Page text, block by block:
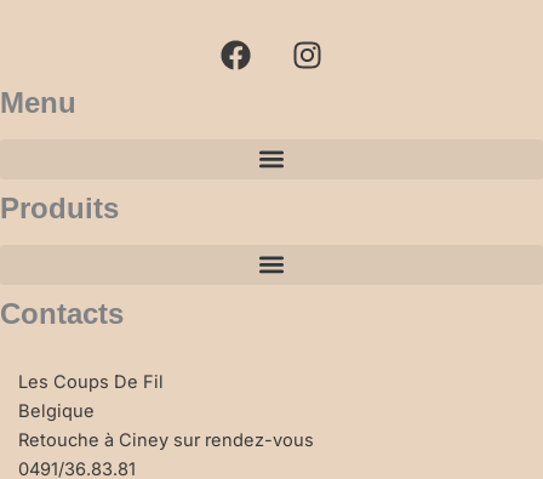
c
e
s
t
Menu
Produits
Contacts
Les Coups De Fil
Belgique
Retouche à Ciney sur rendez-vous
0491/36.83.81